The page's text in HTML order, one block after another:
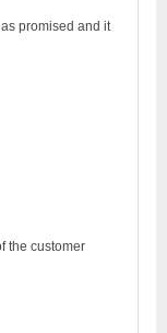
promised and it
the customer